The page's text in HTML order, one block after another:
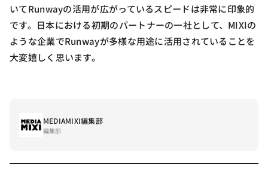
いてRunwayの活用が広がっているスピードは非常に印象的
です。日本における初期のパートナーの一社として、MIXIの
ような企業でRunwayが多様な用途に活用されていることを
大変嬉しく思います。
MEDIAMIXI編集部
編集部